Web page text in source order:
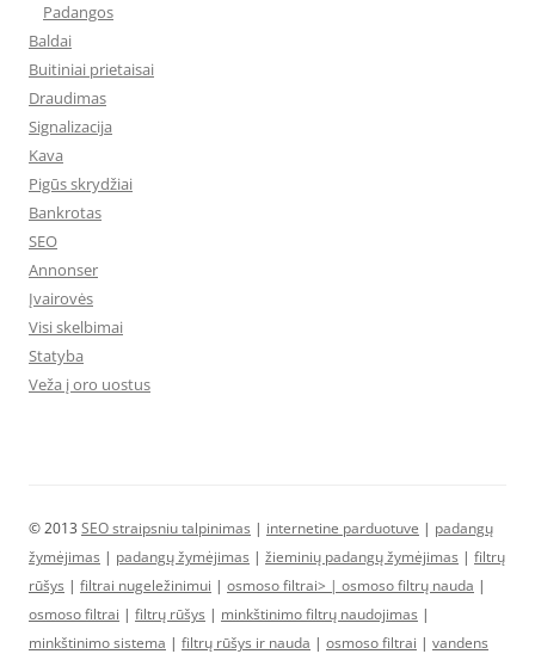
Padangos
Baldai
Buitiniai prietaisai
Draudimas
Signalizacija
Kava
Pigūs skrydžiai
Bankrotas
SEO
Annonser
Įvairovės
Visi skelbimai
Statyba
Veža į oro uostus
© 2013 SEO straipsniu talpinimas | internetine parduotuve | padangų
žymėjimas | padangų žymėjimas | žieminių padangų žymėjimas | filtrų
rūšys | filtrai nugeležinimui | osmoso filtrai> | osmoso filtrų nauda |
osmoso filtrai | filtrų rūšys | minkštinimo filtrų naudojimas |
minkštinimo sistema | filtrų rūšys ir nauda | osmoso filtrai | vandens